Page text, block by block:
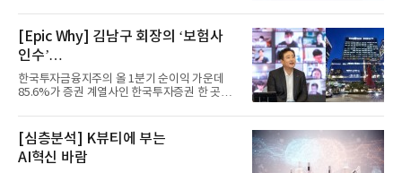
[Epic Why] 김남구 회장의 ‘보험사
인수’
발걸음이 신중해진 배경은?
한국투자금융지주의 올 1분기 순이익 가운데
85.6%가 증권 계열사인 한국투자증권 한 곳에
[심층분석] K뷰티에 부는
AI혁신 바람